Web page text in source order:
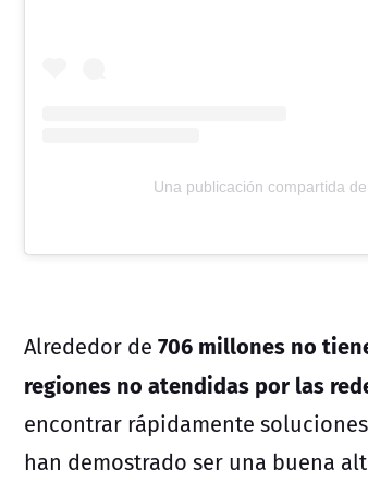
Una publicación compartida
Alrededor de 706 millones no
regiones no atendidas por las
encontrar rápidamente
han demostrado ser una buena